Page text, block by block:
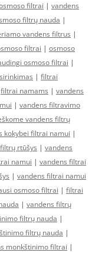
filtrai | vandens
filtrų nauda |
vandens filtrus |
filtrai | osmoso
osmoso filtrai |
| filtrai
filtrai namams | vandens
| vandens filtravimo
vandens filtrų
kokybei filtrai namui |
rtūšys | vandens
namui | vandens filtrai
| vandens filtrai namui
osmoso filtrai | filtrai
| vandens filtrų
filtrų nauda |
filtrų nauda |
monkštinimo filtrai |